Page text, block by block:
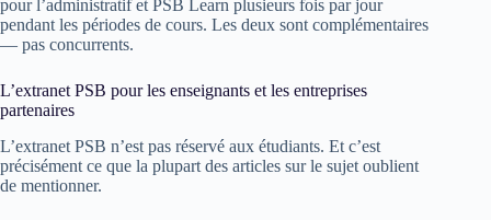
pour l’administratif et PSB Learn plusieurs fois par jour
pendant les périodes de cours. Les deux sont complémentaires
— pas concurrents.
L’extranet PSB pour les enseignants et les entreprises
partenaires
L’extranet PSB n’est pas réservé aux étudiants. Et c’est
précisément ce que la plupart des articles sur le sujet oublient
de mentionner.